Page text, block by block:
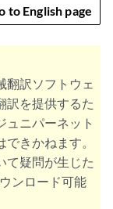
to English page
翻訳ソフトウェ
訳を提供するた
ュニパーネット
きかねます。
て疑問が生じた
ンロード可能